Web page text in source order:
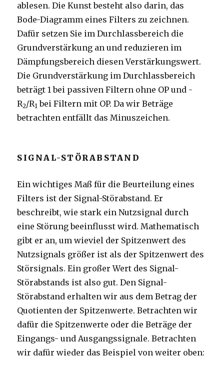
ablesen. Die Kunst besteht also darin, das
Bode-Diagramm eines Filters zu zeichnen.
Dafür setzen Sie im Durchlassbereich die
Grundverstärkung an und reduzieren im
Dämpfungsbereich diesen Verstärkungswert.
Die Grundverstärkung im Durchlassbereich
beträgt 1 bei passiven Filtern ohne OP und -
R2/R1 bei Filtern mit OP. Da wir Beträge
betrachten entfällt das Minuszeichen.
SIGNAL-STÖRABSTAND
Ein wichtiges Maß für die Beurteilung eines
Filters ist der Signal-Störabstand. Er
beschreibt, wie stark ein Nutzsignal durch
eine Störung beeinflusst wird. Mathematisch
gibt er an, um wieviel der Spitzenwert des
Nutzsignals größer ist als der Spitzenwert des
Störsignals. Ein großer Wert des Signal-
Störabstands ist also gut. Den Signal-
Störabstand erhalten wir aus dem Betrag der
Quotienten der Spitzenwerte. Betrachten wir
dafür die Spitzenwerte oder die Beträge der
Eingangs- und Ausgangssignale. Betrachten
wir dafür wieder das Beispiel von weiter oben: